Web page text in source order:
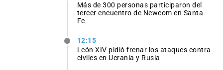
Más de 300 personas participaron del
tercer encuentro de Newcom en Santa
Fe
12:15
León XIV pidió frenar los ataques contra
civiles en Ucrania y Rusia